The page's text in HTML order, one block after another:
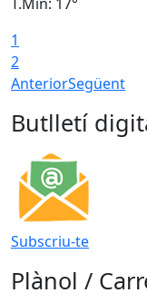
1
2
AnteriorSegüent
Butlletí
Subscriu-te
Plànol /